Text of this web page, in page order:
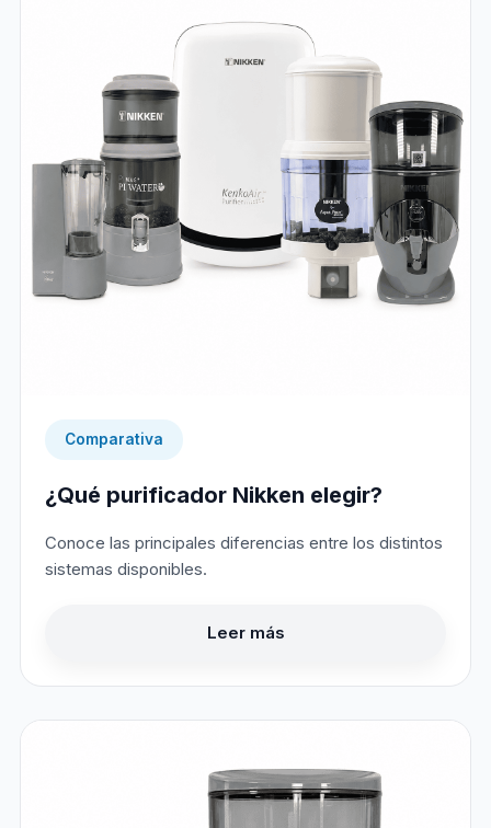
Comparativa
¿Qué purificador Nikken elegir?
Conoce las principales diferencias entre los distintos
sistemas disponibles.
Leer más